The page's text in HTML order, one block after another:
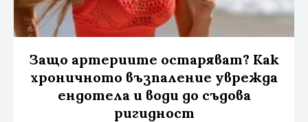
Защо артериите остаряват? Как
хроничното възпаление уврежда
ендотела и води до съдова
ригидност